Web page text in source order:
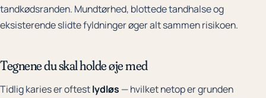
tandkødsranden. Mundtørhed, blottede tandhalse og
eksisterende slidte fyldninger øger alt sammen risikoen.
Tegnene du skal holde øje med
Tidlig karies er oftestlydløs — hvilket netop er grunden